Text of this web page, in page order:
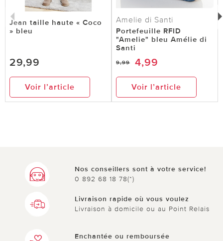
Jean taille haute « Coco
» bleu
29,99
Voir l’article
Amelie di Santi
Portefeuille RFID
"Amelie" bleu Amélie di
Santi
9,99 4,99
Voir l’article
Nos conseillers sont à votre service!
0 892 68 18 78(*)
Livraison rapide où vous voulez
Livraison à domicile ou au Point Relais
Enchantée ou remboursée